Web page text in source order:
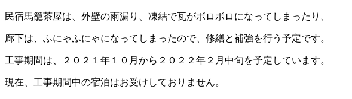
民宿馬籠茶屋は、外壁の雨漏り、凍結で瓦がボロボロになってしまったり、
廊下は、ふにゃふにゃになってしまったので、修繕と補強を行う予定です。
工事期間は、２０２１年１０月から２０２２年２月中旬を予定しています。
現在、工事期間中の宿泊はお受けしておりません。